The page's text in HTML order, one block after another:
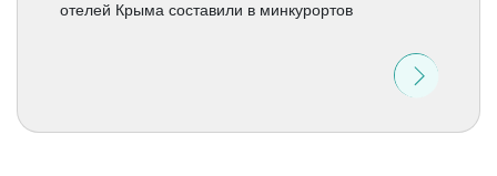
отелей Крыма составили в минкурортов